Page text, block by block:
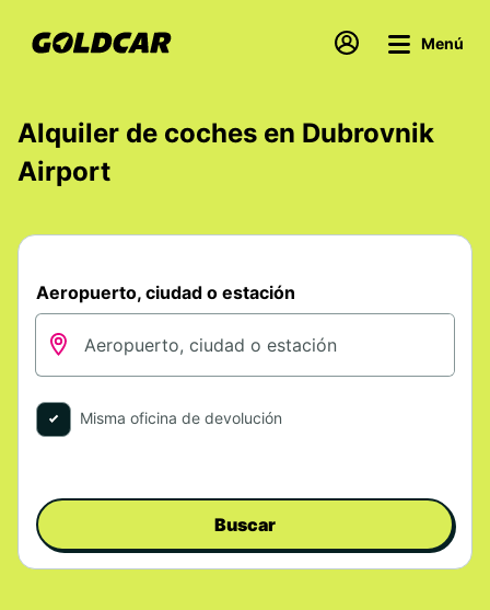
Menú
Alquiler de coches en Dubrovnik
Airport
Aeropuerto, ciudad o estación
Misma oficina de devolución
Buscar